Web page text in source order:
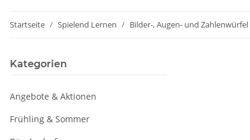
Startseite Spielend Lernen Bilder-, Augen- und Zahlenwürfel
Kategorien
Angebote & Aktionen
Frühling & Sommer